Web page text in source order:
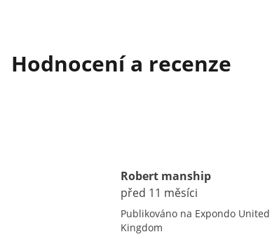
Hodnocení a recenze
Robert manship
před 11 měsíci
Publikováno na Expondo United
Kingdom